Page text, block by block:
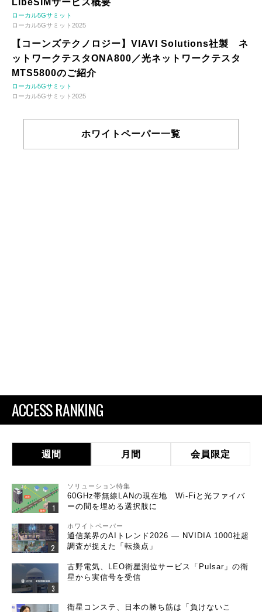
LibeSIMサービス概要
ローカル5Gサミット
ローカル5Gサミット2025
【コーンズテクノロジー】VIAVI Solutions社製 ネ
ットワークテスタONA800／光ネットワークテスタ
MTS5800のご紹介
ローカル5Gサミット
ローカル5Gサミット2025
ホワイトペーパー一覧
ACCESS RANKING
週間 月間 会員限定
ソリューション特集
60GHz帯無線LANの現在地 Wi-Fiと光ファイバ
ーの間を埋める選択肢に
ホワイトペーパー
通信業界のAIトレンド2026 ― NVIDIA 1000社超
調査が捉えた「転換点」
古野電気、LEO衛星測位サービス「Pulsar」の衛
星から実信号を受信
衛星コンステ、日本の勝ち筋は「負けないこ